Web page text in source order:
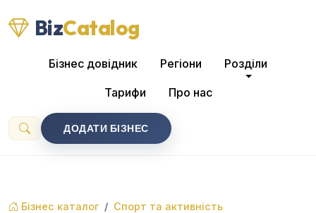
BizCatalog
Бізнес довідник Регіони Розділи
Тарифи Про нас
ДОДАТИ БІЗНЕС
Бізнес каталог
Спорт та активність